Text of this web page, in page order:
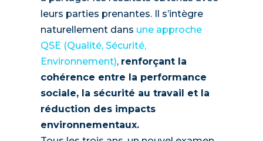
leurs parties prenantes. Il s’intègre
naturellement dans une approche
QSE (Qualité, Sécurité,
Environnement), renforçant la
cohérence entre la performance
sociale, la sécurité au travail et la
réduction des impacts
environnementaux.